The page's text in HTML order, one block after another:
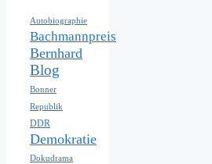
Autobiographie
Bachmannpreis
Bernhard
Blog
Bonner
Republik
DDR
Demokratie
Dokudrama